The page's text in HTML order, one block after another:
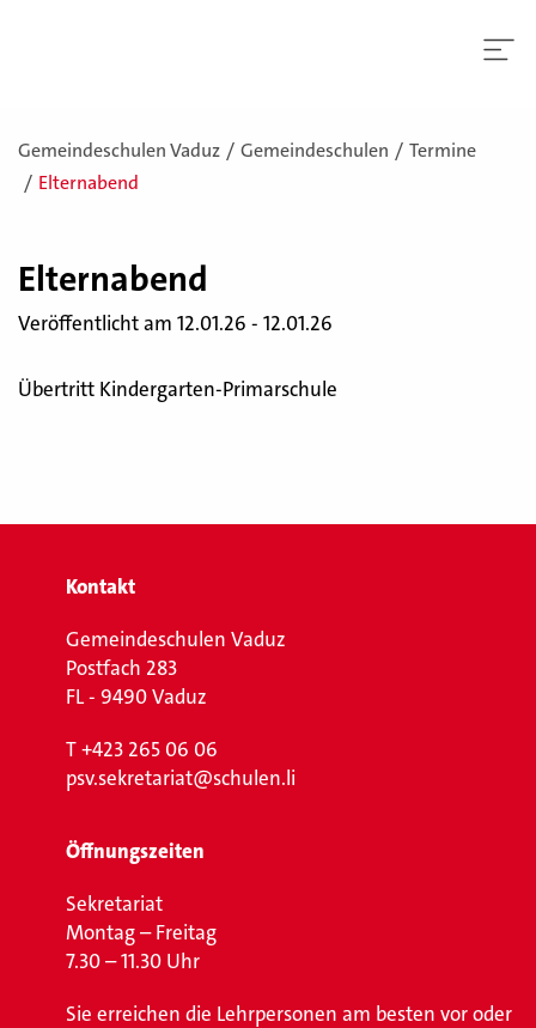
Gemeindeschulen Vaduz Gemeindeschulen
Termine
Elternabend
El­tern­abend
Veröffentlicht am 12.01.26 - 12.01.26
Übertritt Kindergarten-Primarschule
Kontakt
Gemeindeschulen Vaduz
Postfach 283
FL - 9490 Vaduz
T+423 265 06 06
psv.sekretariat@schulen.li
Öffnungszeiten
Sekretariat
Montag – Freitag
7.30 – 11.30 Uhr
Sie erreichen die Lehrpersonen am besten vor oder